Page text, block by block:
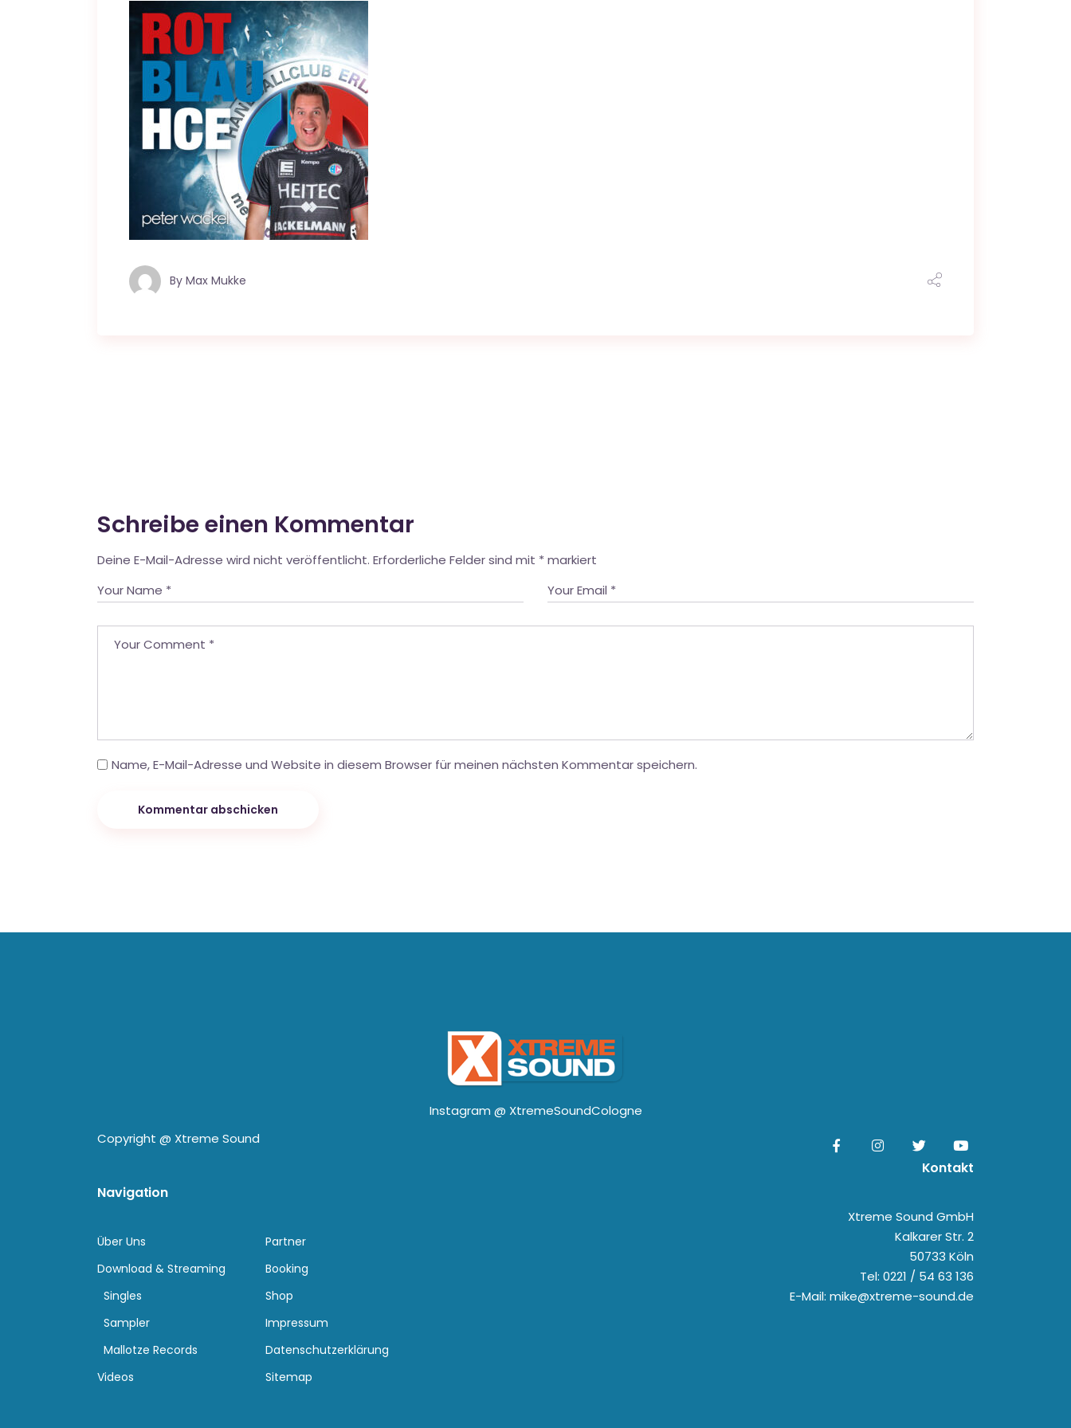
By Max Mukke
Schreibe einen Kommentar
Deine E-Mail-Adresse wird nicht veröffentlicht. Erforderliche Felder sind mit * markiert
Name, E-Mail-Adresse und Website in diesem Browser für meinen nächsten Kommentar speichern.
Kommentar abschicken
Instagram @ XtremeSoundCologne
Copyright @ Xtreme Sound
Navigation
Über Uns
Download & Streaming
Singles
Sampler
Mallotze Records
Videos
Partner
Booking
Shop
Impressum
Datenschutzerklärung
Sitemap
Kontakt
Xtreme Sound GmbH
Kalkarer Str. 2
50733 Köln
Tel: 0221 / 54 63 136
E-Mail: mike@xtreme-sound.de